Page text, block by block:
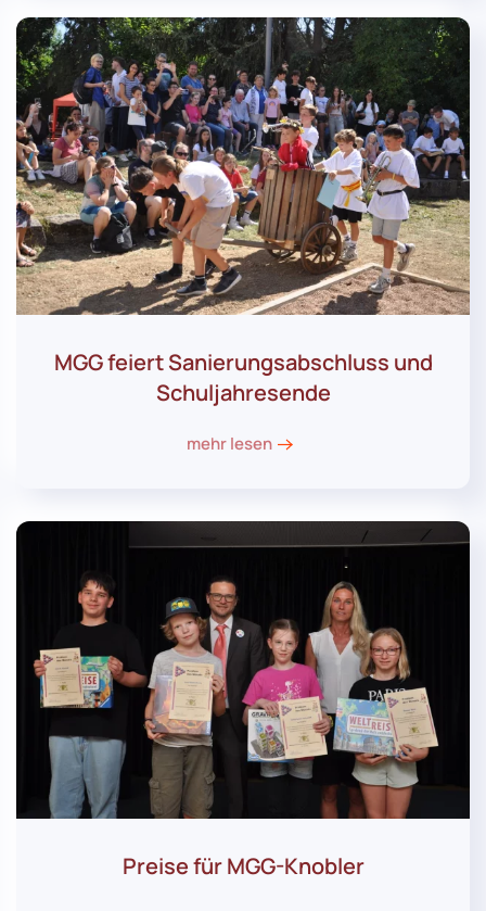
MGG feiert Sanierungsabschluss und
Schuljahresende
mehr lesen
Preise für MGG-Knobler